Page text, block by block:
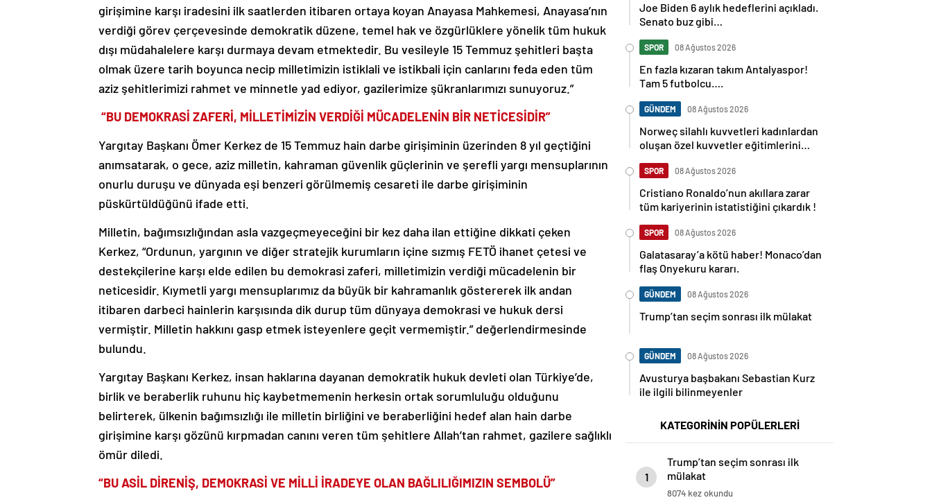
girişimine karşı iradesini ilk saatlerden itibaren ortaya koyan Anayasa Mahkemesi, Anayasa’nın
verdiği görev çerçevesinde demokratik düzene, temel hak ve özgürlüklere yönelik tüm hukuk
dışı müdahalelere karşı durmaya devam etmektedir. Bu vesileyle 15 Temmuz şehitleri başta
olmak üzere tarih boyunca necip milletimizin istiklali ve istikbali için canlarını feda eden tüm
aziz şehitlerimizi rahmet ve minnetle yad ediyor, gazilerimize şükranlarımızı sunuyoruz.”
“BU DEMOKRASİ ZAFERİ, MİLLETİMİZİN VERDİĞİ MÜCADELENİN BİR NETİCESİDİR”
Yargıtay Başkanı Ömer Kerkez de 15 Temmuz hain darbe girişiminin üzerinden 8 yıl geçtiğini
anımsatarak, o gece, aziz milletin, kahraman güvenlik güçlerinin ve şerefli yargı mensuplarının
onurlu duruşu ve dünyada eşi benzeri görülmemiş cesareti ile darbe girişiminin
püskürtüldüğünü ifade etti.
Milletin, bağımsızlığından asla vazgeçmeyeceğini bir kez daha ilan ettiğine dikkati çeken
Kerkez, “Ordunun, yargının ve diğer stratejik kurumların içine sızmış FETÖ ihanet çetesi ve
destekçilerine karşı elde edilen bu demokrasi zaferi, milletimizin verdiği mücadelenin bir
neticesidir. Kıymetli yargı mensuplarımız da büyük bir kahramanlık göstererek ilk andan
itibaren darbeci hainlerin karşısında dik durup tüm dünyaya demokrasi ve hukuk dersi
vermiştir. Milletin hakkını gasp etmek isteyenlere geçit vermemiştir.” değerlendirmesinde
bulundu.
Yargıtay Başkanı Kerkez, insan haklarına dayanan demokratik hukuk devleti olan Türkiye’de,
birlik ve beraberlik ruhunu hiç kaybetmemenin herkesin ortak sorumluluğu olduğunu
belirterek, ülkenin bağımsızlığı ile milletin birliğini ve beraberliğini hedef alan hain darbe
girişimine karşı gözünü kırpmadan canını veren tüm şehitlere Allah’tan rahmet, gazilere sağlıklı
ömür diledi.
“BU ASİL DİRENİŞ, DEMOKRASİ VE MİLLİ İRADEYE OLAN BAĞLILIĞIMIZIN SEMBOLÜ”
Joe Biden 6 aylık hedeflerini açıkladı.
Senato buz gibi…
SPOR 08 Ağustos 2026
En fazla kızaran takım Antalyaspor!
Tam 5 futbolcu….
GÜNDEM 08 Ağustos 2026
Norweç silahlı kuvvetleri kadınlardan
oluşan özel kuvvetler eğitimlerini
SPOR 08 Ağustos 2026
Cristiano Ronaldo’nun akıllara zarar
tüm kariyerinin istatistiğini çıkardık !
SPOR 08 Ağustos 2026
Galatasaray’a kötü haber! Monaco’dan
flaş Onyekuru kararı.
GÜNDEM 08 Ağustos 2026
Trump’tan seçim sonrası ilk mülakat
GÜNDEM 08 Ağustos 2026
Avusturya başbakanı Sebastian Kurz
ile ilgili bilinmeyenler
KATEGORİNİN POPÜLERLERİ
1
Trump’tan seçim sonrası ilk
mülakat
8074 kez okundu